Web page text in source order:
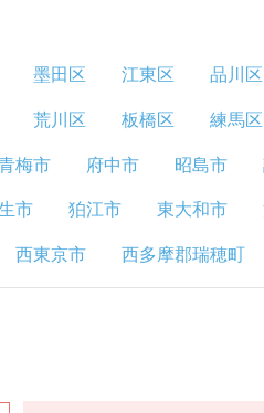
墨田区 江東区 品川区
荒川区 板橋区 練馬区
梅市 府中市 昭島市
市 狛江市 東大和市
西東京市 西多摩郡瑞穂町